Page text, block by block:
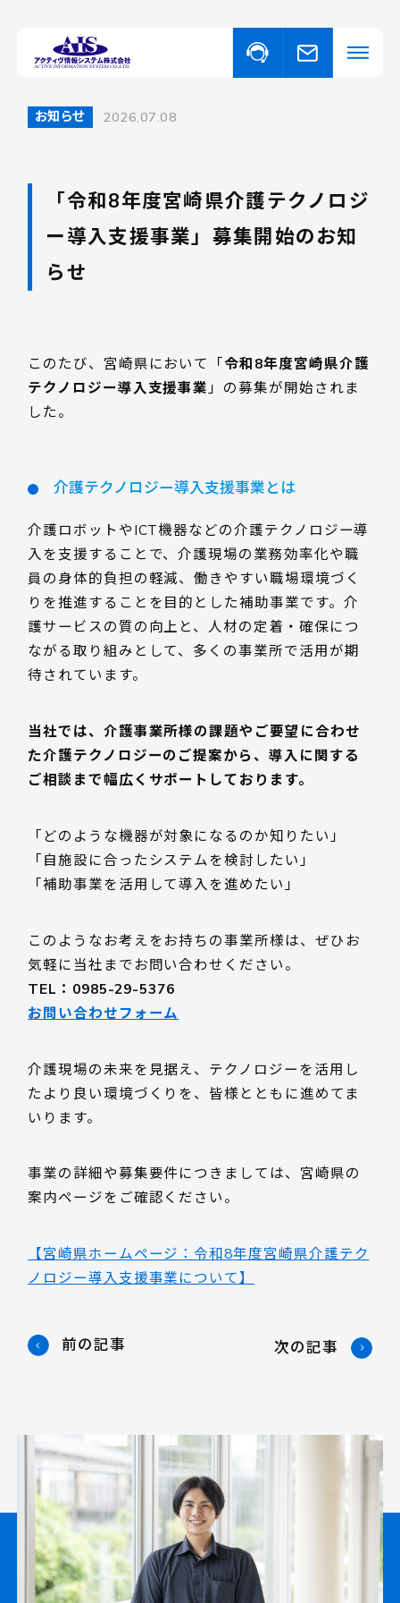
私たちについて
事業・サービスについて
事業・サービスについて一覧
福祉向けソフトウェア
コンピュータ・OA機器販売
外国人の人材紹介
取り扱い商品
イベント
お客様サポート
お問い合わせ
0985-29-5376
お知らせ 2026.07.08
「令和8年度宮崎県介護テクノロジ
ー導入支援事業」募集開始のお知
らせ
このたび、宮崎県において「令和8年度宮崎県介護
テクノロジー導入支援事業 」の募集が開始されま
した。
介護テクノロジー導入支援事業とは
介護ロボットやICT機器などの介護テクノロジー導
入を支援することで、介護現場の業務効率化や職
員の身体的負担の軽減、働きやすい職場環境づく
りを推進することを目的とした補助事業です。介
護サービスの質の向上と、人材の定着・確保につ
ながる取り組みとして、多くの事業所で活用が期
待されています。
当社では、介護事業所様の課題やご要望に合わせ
た介護テクノロジーのご提案から、導入に関する
ご相談まで幅広くサポートしております。
「どのような機器が対象になるのか知りたい」
「自施設に合ったシステムを検討したい」
「補助事業を活用して導入を進めたい」
このようなお考えをお持ちの事業所様は、ぜひお
気軽に当社までお問い合わせください。
TEL：0985-29-5376
お問い合わせフォーム
介護現場の未来を見据え、テクノロジーを活用し
たより良い環境づくりを、皆様とともに進めてま
いります。
事業の詳細や募集要件につきましては、宮崎県の
案内ページをご確認ください。
【宮崎県ホームページ：令和8年度宮崎県介護テク
ノロジー導入支援事業について】
前の記事 次の記事